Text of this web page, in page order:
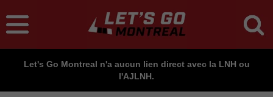
Let's Go Montreal n'a aucun lien direct avec la LNH ou
l'AJLNH.